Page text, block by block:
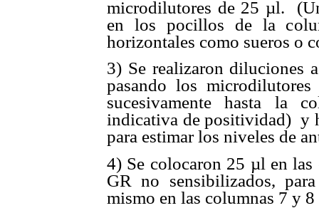
microdilutores de 25 µl.
en los pocillos de la
horizontales como sueros o
3) Se realizaron
pasando los
sucesivamente hasta la
indicativa de positividad) y
para estimar los niveles de
4) Se colocaron 25 µl en
GR no sensibilizados,
mismo en las columnas 7 y 8